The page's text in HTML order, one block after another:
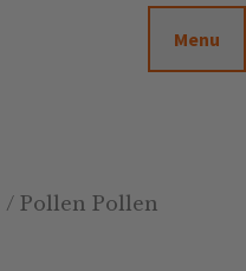
Menu
/ Pollen Pollen